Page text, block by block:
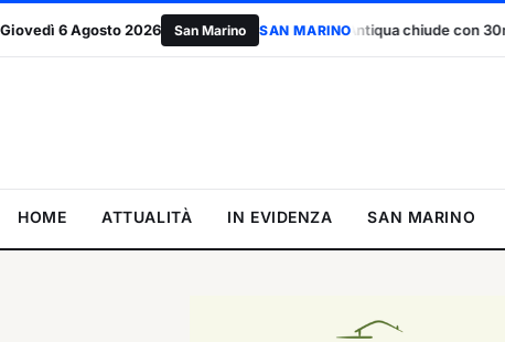
Giovedì 6 Agosto 2026 San Marino SAN MARINO
San Marino Antiqua chiude con 30mila visitatori:
HOME ATTUALITÀ IN EVIDENZA SAN MARINO